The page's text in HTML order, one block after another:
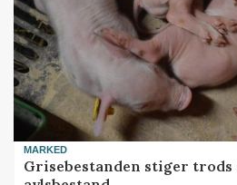
MARKED
Grisebestanden stiger trods